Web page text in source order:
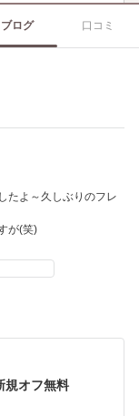
ブログ 口コミ
たよ～久しぶりのフレ
が(笑)
オフ無料